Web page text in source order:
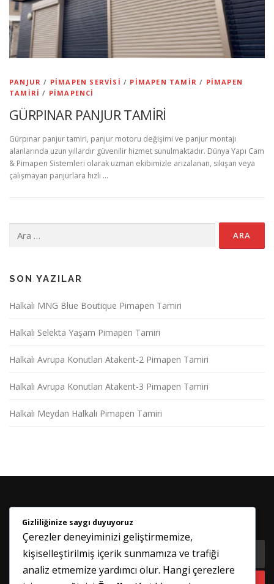
PANJUR / PIMAPEN SERVISI / PIMAPEN TAMIR / PIMAPEN
TAMIRI / PIMAPENCI
GÜRPINAR PANJUR TAMİRİ
Gürpınar panjur tamiri, panjur motoru değişimi ve panjur montajı
alanlarında uzun yıllardır güvenilir hizmet sunulmaktadır. Dünya Yapı Cam
& Pimapen Sistemleri olarak uzman ekibimizle arızalanan, sıkışan veya
çalışmayan panjurlara hızlı …
SON YAZILAR
Halkalı MNG Blue Boutique Pimapen Tamiri
Halkalı Selekta Yaşam Pimapen Tamiri
Halkalı Avrupa Konutları Atakent-2 Pimapen Tamiri
Halkalı Avrupa Konutları Atakent-3 Pimapen Tamiri
Halkalı Meydan Halkalı Pimapen Tamiri
HABER BÜLTENIMIZE KATILIN
Gizliliğinize saygı duyuyoruz
Çerezler deneyiminizi geliştirmemize,
kişiselleştirilmiş içerik sunmamıza ve trafiği
analiz etmemize yardımcı olur. Hangi çerezlere